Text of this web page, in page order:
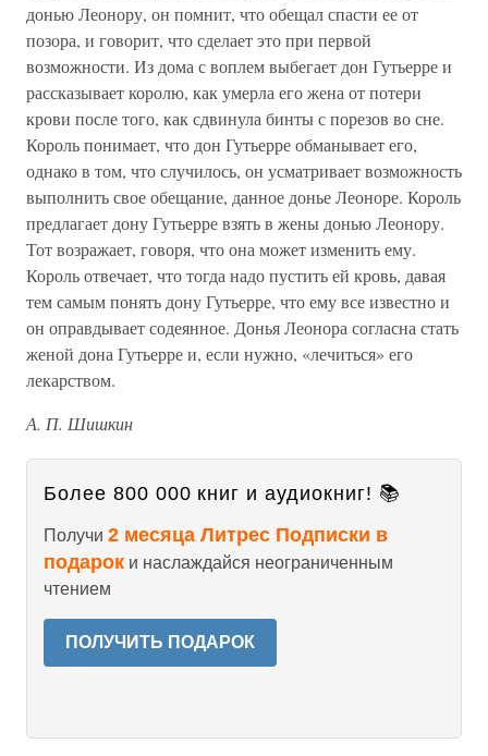
донью Леонору, он помнит, что обещал спасти ее от
позора, и говорит, что сделает это при первой
возможности. Из дома с воплем выбегает дон Гутьерре и
рассказывает королю, как умерла его жена от потери
крови после того, как сдвинула бинты с порезов во сне.
Король понимает, что дон Гутьерре обманывает его,
однако в том, что случилось, он усматривает возможность
выполнить свое обещание, данное донье Леоноре. Король
предлагает дону Гутьерре взять в жены донью Леонору.
Тот возражает, говоря, что она может изменить ему.
Король отвечает, что тогда надо пустить ей кровь, давая
тем самым понять дону Гутьерре, что ему все известно и
он оправдывает содеянное. Донья Леонора согласна стать
женой дона Гутьерре и, если нужно, «лечиться» его
лекарством.
А. П. Шишкин
Более 800 000 книг и аудиокниг! 📚
Получи 2 месяца Литрес Подписки в
подарок и наслаждайся неограниченным
чтением
ПОЛУЧИТЬ ПОДАРОК